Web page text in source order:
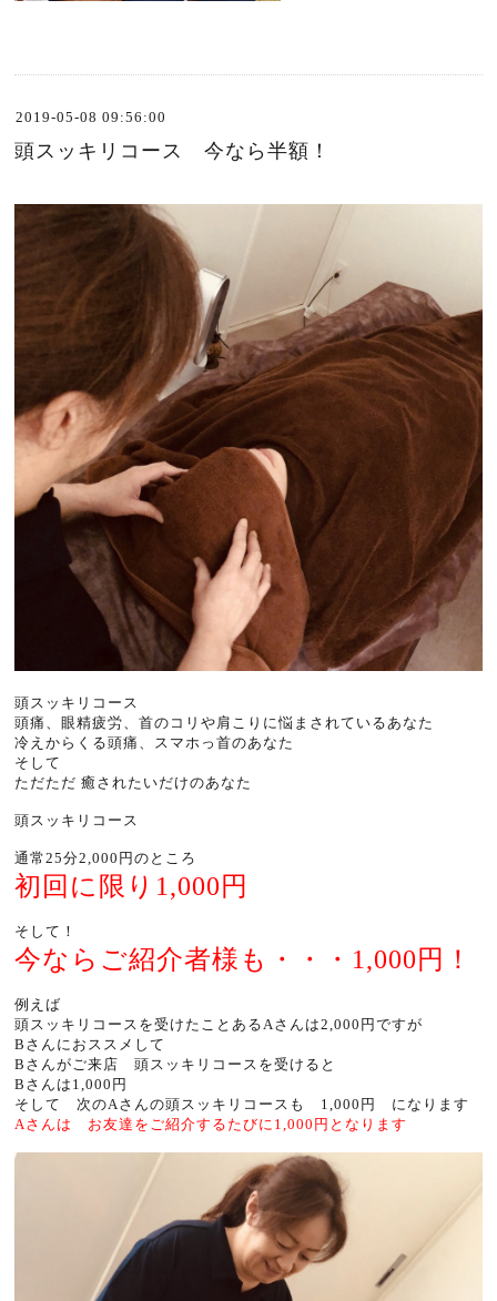
2019-05-08 09:56:00
頭スッキリコース 今なら半額！
頭スッキリコース
頭痛、眼精疲労、首のコリや肩こりに悩まされているあなた
冷えからくる頭痛、スマホっ首のあなた
そして
ただただ 癒されたいだけのあなた
頭スッキリコース
通常25分2,000円のところ
初回に限り1,000円
そして！
今ならご紹介者様も・・・1,000円！
例えば
頭スッキリコースを受けたことあるAさんは2,000円ですが
Bさんにおススメして
Bさんがご来店 頭スッキリコースを受けると
Bさんは1,000円
そして 次のAさんの頭スッキリコースも 1,000円 になります
Aさんは お友達をご紹介するたびに1,000円となります